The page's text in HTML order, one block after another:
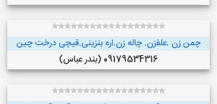
چمن زن .علفزن. چاله زن.اره بنزینی.قیچی درخت چین
09179534316 (بندر عباس)